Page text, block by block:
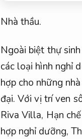
Nhà thầu.
Ngoài biệt thự
các loại hình nghỉ
hợp cho những
đại. Với vị trí ven
Riva Villa, Hạn
hợp nghỉ dưỡng,